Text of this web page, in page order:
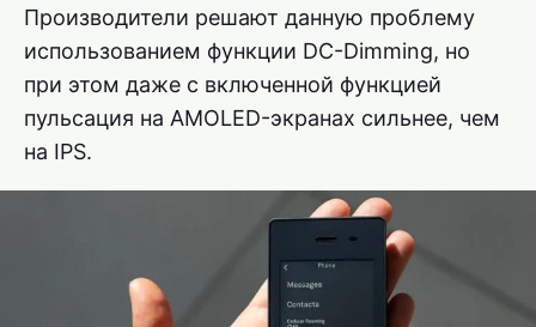
Производители решают данную проблему
использованием функции DC-Dimming, но
при этом даже с включенной функцией
пульсация на AMOLED-экранах сильнее, чем
на IPS.